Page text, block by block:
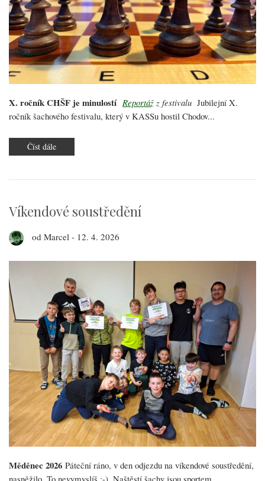
X. ročník CHŠF je minulostí Reportážz festivalu Jubilejní X.
ročník šachového festivalu, který v KASSu hostil Chodov...
Číst dále
X.
Víkendové soustředění
od Marcel - 12. 4. 2026
Měděnec 2026 Páteční ráno, v den odjezdu na víkendové soustředění,
nasněžilo. To nevymyslíš :-). Naštěstí šachy jsou sportem